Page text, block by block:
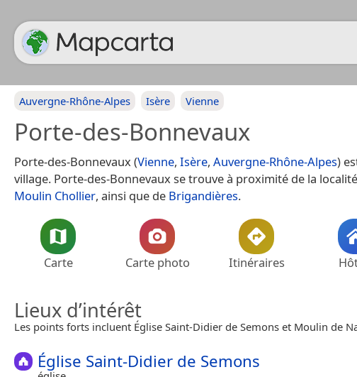
Auvergne-Rhône-Alpes Isère Vienne
Porte-des-Bonnevaux
Porte-des-Bonnevaux (Vienne, Isère, Auvergne-Rhône-Alpes)
village. Porte-des-Bonnevaux se trouve à proximité de la
Moulin Chollier, ainsi que de Brigandières.
Carte Carte photo Itinéraires
Lieux d’intérêt
Les points forts incluent Église Saint-Didier de Semons et Moulin de
Église Saint-Didier de Semons